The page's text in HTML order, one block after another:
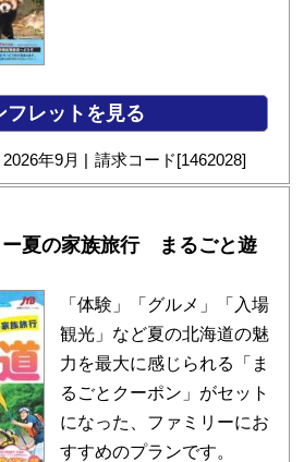
フレットを見る
2026年9月 請求コード[1462028]
ー夏の家族旅行 まるごと遊
「体験」「グルメ」「入場
観光」など夏の北海道の魅
力を最大に感じられる「ま
るごとクーポン」がセット
になった、ファミリーにお
すすめのプランです。